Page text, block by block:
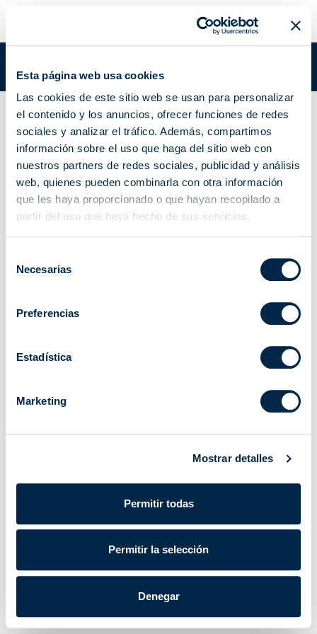
Esta página web usa cookies
Las cookies de este sitio web se usan para personalizar
el contenido y los anuncios, ofrecer funciones de redes
sociales y analizar el tráfico. Además, compartimos
información sobre el uso que haga del sitio web con
nuestros partners de redes sociales, publicidad y análisis
web, quienes pueden combinarla con otra información
que les haya proporcionado o que hayan recopilado a
partir del uso que haya hecho de sus servicios.
Necesarias
Preferencias
Estadística
Marketing
Mostrar detalles
Permitir todas
Permitir la selección
Denegar
Estás en:Academy/ Documentación academy
Motor cableado con fin de carrera mecánico
ROLL - Persianas y
screen
Cherubini S.p.A. | CIF/NIF IT 00622080984 |
Datos corporativos | Política de privacidad | Cookie